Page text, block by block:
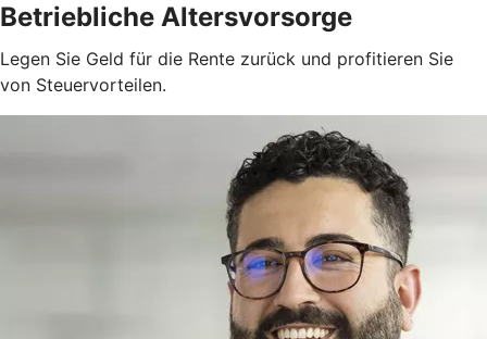
Betriebliche Altersvorsorge
Legen Sie Geld für die Rente zurück und profitieren Sie
von Steuervorteilen.